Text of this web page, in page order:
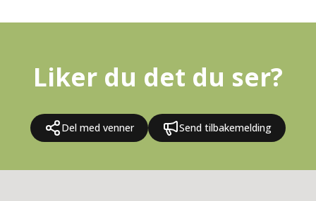
Liker du det du ser?
Del med venner Send tilbakemelding